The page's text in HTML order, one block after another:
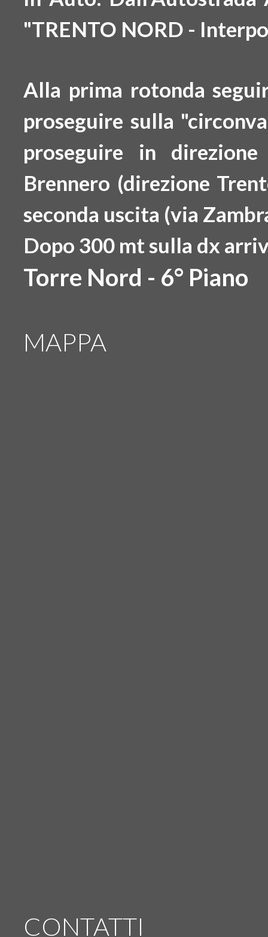
"TRENTO NORD -
Alla prima rotonda
proseguire sulla
proseguire in direzione
Brennero (direzione
seconda uscita (via
Dopo 300 mtsulla dx
Torre Nord - 6° Piano
MAPPA
CONTATTI